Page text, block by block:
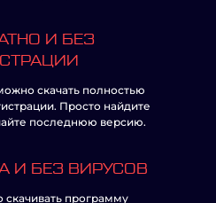
И БЕЗ
скачать полностью
Просто найдите
последнюю версию.
И БЕЗ ВИРУСОВ
скачивать программу